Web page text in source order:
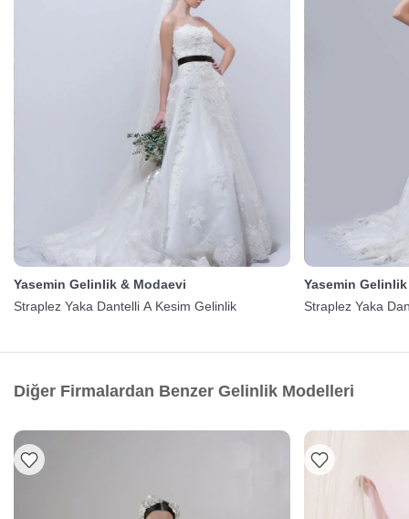
Yasemin Gelinlik & Modaevi
Straplez Yaka Dantelli A Kesim Gelinlik
Yasemin
Straplez Yaka
Diğer Firmalardan Benzer Gelinlik Modelleri